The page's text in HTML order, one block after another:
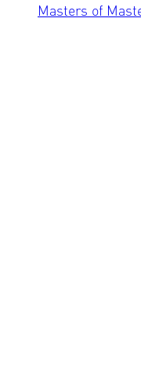
Masters of